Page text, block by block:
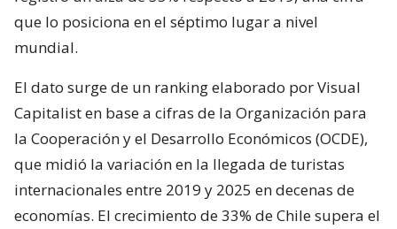
que lo posiciona en el séptimo lugar a nivel
mundial.
El dato surge de un ranking elaborado por Visual
Capitalist en base a cifras de la Organización para
la Cooperación y el Desarrollo Económicos (OCDE),
que midió la variación en la llegada de turistas
internacionales entre 2019 y 2025 en decenas de
economías. El crecimiento de 33% de Chile supera el